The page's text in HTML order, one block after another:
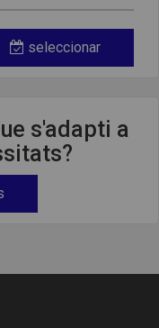
seleccionar
s'adapti a